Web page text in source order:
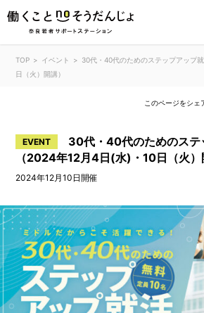
TOP イベント
30代・40代のためのステップアップ
日（火）開講）
このページをシェ
EVENT
30代・40代のためのステ
（2024年12月4日(水)・10日（火）
2024年12月10日開催